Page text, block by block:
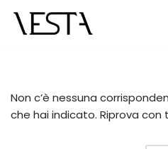
Vai
Non c’è nessuna
che hai indicato. Riprova con